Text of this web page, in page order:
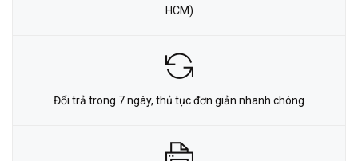
HCM)
Đổi trả trong 7 ngày, thủ tục đơn giản nhanh chóng